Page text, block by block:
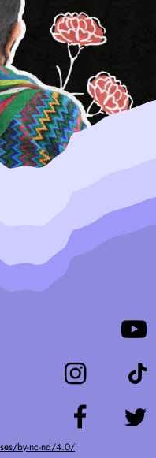
by-nc-nd/4.0/